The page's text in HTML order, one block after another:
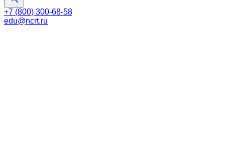
+7 (800) 300-68-58
edu@ncrt.ru